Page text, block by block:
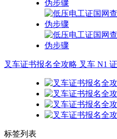
叉车证书报名全攻略 叉车 N1
标签列表